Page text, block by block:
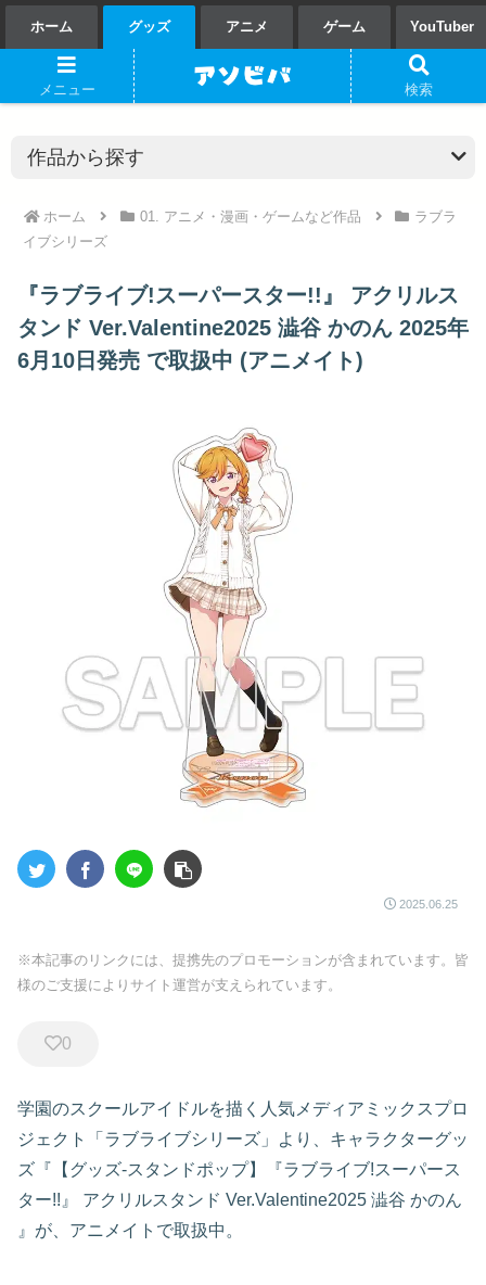
ホーム グッズ アニメ ゲーム YouTuber
ホーム 01. アニメ・漫画・ゲームなど作品
ラブラ
イブシリーズ
『ラブライブ!スーパースター!!』 アクリルス
タンド Ver.Valentine2025 澁谷 かのん 2025年
6月10日発売 で取扱中 (アニメイト)
2025.06.25
※本記事のリンクには、提携先のプロモーションが含まれています。皆
様のご支援によりサイト運営が支えられています。
0
学園のスクールアイドルを描く人気メディアミックスプロ
ジェクト「ラブライブシリーズ」より、キャラクターグッ
ズ『【グッズ-スタンドポップ】『ラブライブ!スーパース
ター!!』 アクリルスタンド Ver.Valentine2025 澁谷 かのん
』が、アニメイトで取扱中。
メニュー 検索